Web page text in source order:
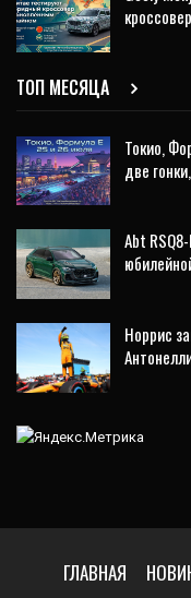
ТОП МЕСЯЦА
Токио,
две
Abt
Норрис
ГЛАВНАЯ